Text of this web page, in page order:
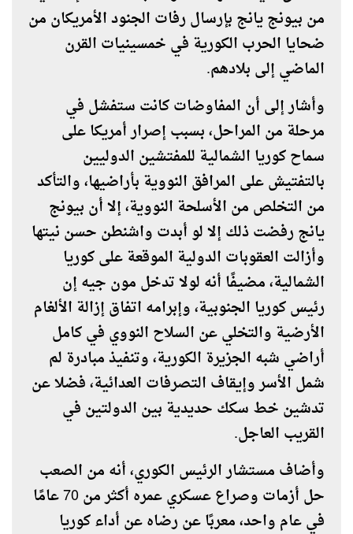
من بيونج يانج بإرسال رفات الجنود الأمريكان من
ضحايا الحرب الكورية في خمسينيات القرن
الماضي إلى بلادهم.
وأشار إلى أن المفاوضات كانت ستفشل في
مرحلة من المراحل، بسبب إصرار أمريكا على
سماح كوريا الشمالية للمفتشين الدوليين
بالتفتيش على المرافق النووية بأراضيها، والتأكد
من التخلص من الأسلحة النووية، إلا أن بيونج
يانج رفضت ذلك إلا لو أبدت واشنطن حسن نيتها
وأزالت العقوبات الدولية الموقعة على كوريا
الشمالية، مضيفًا أنه لولا تدخل مون جيه إن
رئيس كوريا الجنوبية، وإبرامه اتفاق إزالة الألغام
الأرضية والتخلي عن السلاح النووي في كامل
أراضي شبه الجزيرة الكورية، وتنفيذ مبادرة لم
شمل الأسر وإيقاف التصرفات العدائية، فضلا عن
تدشين خط سكك حديدية بين الدولتين في
القريب العاجل.
وأضاف مستشار الرئيس الكوري، أنه من الصعب
حل أزمات وصراع عسكري عمره أكثر من 70 عامًا
في عام واحد، معربًا عن رضاه عن أداء كوريا